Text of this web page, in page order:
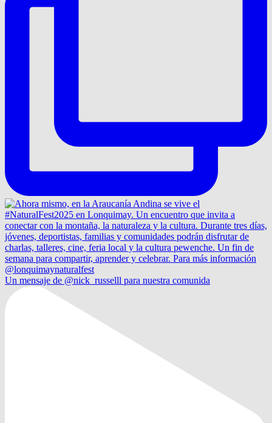
Un mensaje de @nick_russelll para nuestra comunida